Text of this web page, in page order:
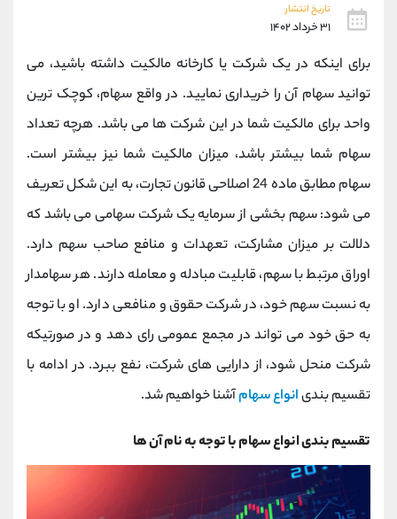
تاریخ انتشار
۳۱ خرداد ۱۴۰۲
برای اینکه در یک شرکت یا کارخانه مالکیت داشته باشید، می
توانید سهام آن را خریداری نمایید. در واقع سهام، کوچک ترین
واحد برای مالکیت شما در این شرکت ها می باشد. هرچه تعداد
سهام شما بیشتر باشد، میزان مالکیت شما نیز بیشتر است.
سهام مطابق ماده 24 اصلاحی قانون تجارت، به این شکل تعریف
می شود: سهم بخشی از سرمایه یک شرکت سهامی می باشد که
دلالت بر میزان مشارکت، تعهدات و منافع صاحب سهم دارد.
اوراق مرتبط با سهم، قابلیت مبادله و معامله دارند. هر سهامدار
به نسبت سهم خود، در شرکت حقوق و منافعی دارد. او با توجه
به حق خود می تواند در مجمع عمومی رای دهد و در صورتیکه
شرکت منحل شود، از دارایی های شرکت، نفع ببرد. در ادامه با
تقسیم بندیانواع سهامآشنا خواهیم شد.
تقسیم بندی انواع سهام با توجه به نام آن ها
اطلاعات تماس (دفتر فروش)
تلفن 021-22021030
بدون پیش شماره 90001030
اینستاگرام @alireza.mehrabii
کانال تلگرام @alirezamehrabi_com